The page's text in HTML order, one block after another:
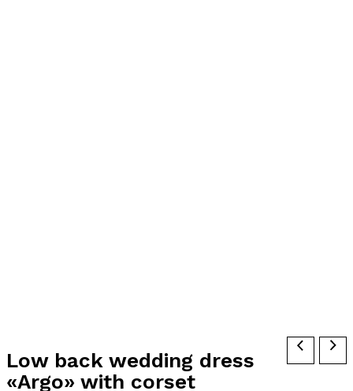
Low back wedding dress
«Argo» with corset